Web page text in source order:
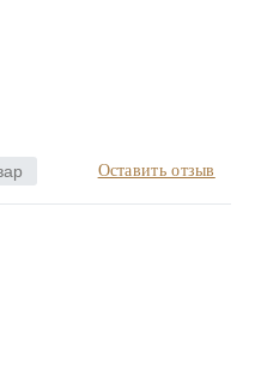
Оставить отзыв